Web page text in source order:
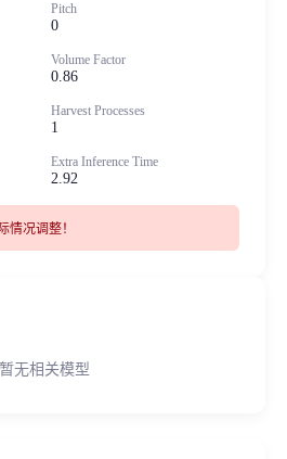
Pitch
0
Volume Factor
0.86
Harvest Processes
1
Extra Inference Time
2.92
情况调整！
暂无相关模型